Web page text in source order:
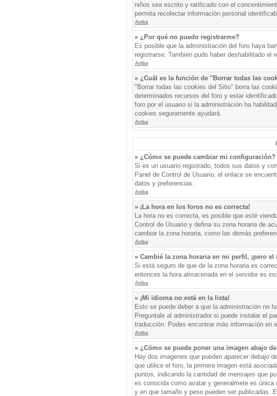
niños sea escrito y ratificado con el
permita recolectar información personal
Arriba
» ¿Por qué no puedo registrarme?
Es posible que la administración del foro haya
registrarse. También pudo haber deshabilitado
Arriba
» ¿Cuál es la función de "Borrar todas las
"Borrar todas las cookies del Sitio" borra las
determinados recursos del foro y estar
foro por el usuario si la administración ha
cookies seguramente ayudará.
Arriba
» ¿Cómo se puede cambiar mi configuración?
Si es un usuario registrado, todos sus datos y
Panel de Control de Usuario; el enlace se
datos y preferencias.
Arriba
» ¡La hora en los foros no es correcta!
La hora no es correcta, es posible que esté
Control de Usuario y defina su zona horaria de
cambiar la zona horaria, como las demás
Arriba
» Cambié la zona horaria en mi perfil, ¡pero
Si está seguro de que de la zona horaria es
entonces la hora almacenada en el servidor es
Arriba
» ¡Mi idioma no está en la lista!
Esto se puede deber a que la administración no
Preguntale al administrador si puede instalar el
traducción. Podes encontrar más información en
Arriba
» ¿Cómo se puede poner una imagen abajo
Hay dos imagenes que pueden aparecer debajo
que utilice el foro, la primera imagen está
puntos, indicando la cantidad de mensajes que
es conocida como avatar y generalmete es
y en que tamaño y peso pueden ser publicadas.